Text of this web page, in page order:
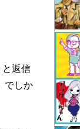
返信
でしか